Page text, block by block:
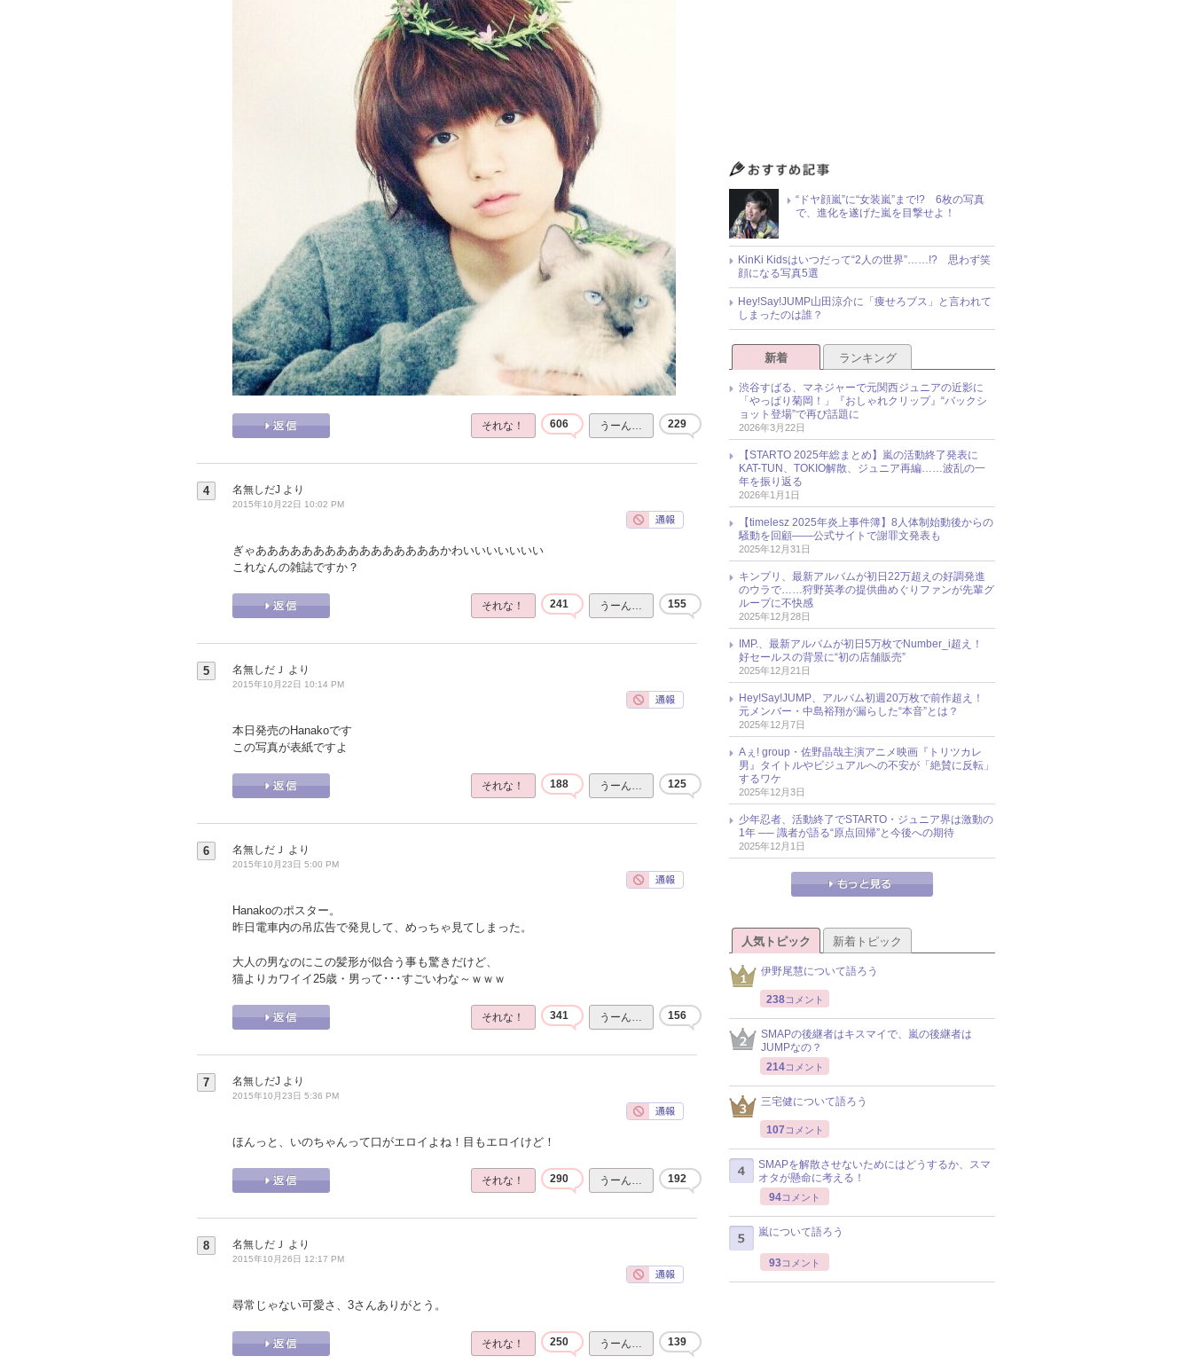
それな！ 606 うーん… 229
4 名無しだJ より
2015年10月22日 10:02 PM
ぎゃああああああああああああああああかわいいいいいいい
これなんの雑誌ですか？
それな！ 241 うーん… 155
5 名無しだＪ より
2015年10月22日 10:14 PM
本日発売のHanakoです
この写真が表紙ですよ
それな！ 188 うーん… 125
6 名無しだＪ より
2015年10月23日 5:00 PM
Hanakoのポスター。
昨日電車内の吊広告で発見して、めっちゃ見てしまった。
大人の男なのにこの髪形が似合う事も驚きだけど、
猫よりカワイイ25歳・男って･･･すごいわな～ｗｗｗ
それな！ 341 うーん… 156
7 名無しだJ より
2015年10月23日 5:36 PM
ほんっと、いのちゃんって口がエロイよね！目もエロイけど！
それな！ 290 うーん… 192
8 名無しだＪ より
2015年10月26日 12:17 PM
尋常じゃない可愛さ、3さんありがとう。
それな！ 250 うーん… 139
“ドヤ顔嵐”に“女装嵐”まで!? 6枚の写真
で、進化を遂げた嵐を目撃せよ！
KinKi Kidsはいつだって“2人の世界”……!? 思わず笑
顔になる写真5選
Hey!Say!JUMP山田涼介に「痩せろブス」と言われて
しまったのは誰？
新着 ランキング
渋谷すばる、マネジャーで元関西ジュニアの近影に
「やっぱり菊岡！」『おしゃれクリップ』“バックシ
ョット登場”で再び話題に
2026年3月22日
【STARTO 2025年総まとめ】嵐の活動終了発表に
KAT-TUN、TOKIO解散、ジュニア再編……波乱の一
年を振り返る
2026年1月1日
【timelesz 2025年炎上事件簿】8人体制始動後からの
騒動を回顧――公式サイトで謝罪文発表も
2025年12月31日
キンプリ、最新アルバムが初日22万超えの好調発進
のウラで……狩野英孝の提供曲めぐりファンが先輩グ
ループに不快感
2025年12月28日
IMP.、最新アルバムが初日5万枚でNumber_i超え！
好セールスの背景に“初の店舗販売”
2025年12月21日
Hey!Say!JUMP、アルバム初週20万枚で前作超え！
元メンバー・中島裕翔が漏らした“本音”とは？
2025年12月7日
Aぇ! group・佐野晶哉主演アニメ映画『トリツカレ
男』タイトルやビジュアルへの不安が「絶賛に反転」
するワケ
2025年12月3日
少年忍者、活動終了でSTARTO・ジュニア界は激動の
1年 ── 識者が語る“原点回帰”と今後への期待
2025年12月1日
人気トピック 新着トピック
伊野尾慧について語ろう
238コメント
SMAPの後継者はキスマイで、嵐の後継者は
JUMPなの？
214コメント
三宅健について語ろう
107 コメント
SMAPを解散させないためにはどうするか、スマ
オタが懸命に考える！
94コメント
嵐について語ろう
93コメント